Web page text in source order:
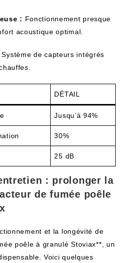
: Fonctionnement presque
acoustique optimal.
Système de capteurs intégrés
DÉTAIL
Jusqu’à 94%
30%
25 dB
: prolonger la
de fumée poêle
et la longévité de
poêle à granulé Stoviax**, un
Voici quelques